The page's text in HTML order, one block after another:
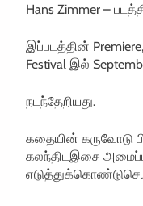
Hans Zimmer –
இப்படத்தின்
Festival இல்
நடந்தேறியது.
கதையின் கருவோடு
கலந்திடஇசை
எடுத்துக்கொண்டு